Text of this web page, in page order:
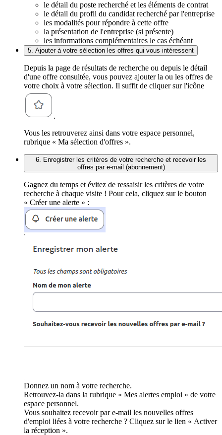
le détail du poste recherché et les éléments de contrat
le détail du profil du candidat recherché par l'entreprise
les modalités pour répondre à cette offre
la présentation de l'entreprise (si présente)
les informations complémentaires le cas échéant
5. Ajouter à votre sélection les offres qui vous intéressent
Depuis la page de résultats de recherche ou depuis le détail
d'une offre consultée, vous pouvez ajouter la ou les offres de
votre choix à votre sélection. Il suffit de cliquer sur l'icône
.
Vous les retrouverez ainsi dans votre espace personnel,
rubrique « Ma sélection d'offres ».
6. Enregistrer les critères de votre recherche et recevoir les
offres par e-mail (abonnement)
Gagnez du temps et évitez de ressaisir les critères de votre
recherche à chaque visite ! Pour cela, cliquez sur le bouton
« Créer une alerte » :
Donnez un nom à votre recherche.
Retrouvez-la dans la rubrique « Mes alertes emploi » de votre
espace personnel.
Vous souhaitez recevoir par e-mail les nouvelles offres
d'emploi liées à votre recherche ? Cliquez sur le lien « Activer
la réception ».